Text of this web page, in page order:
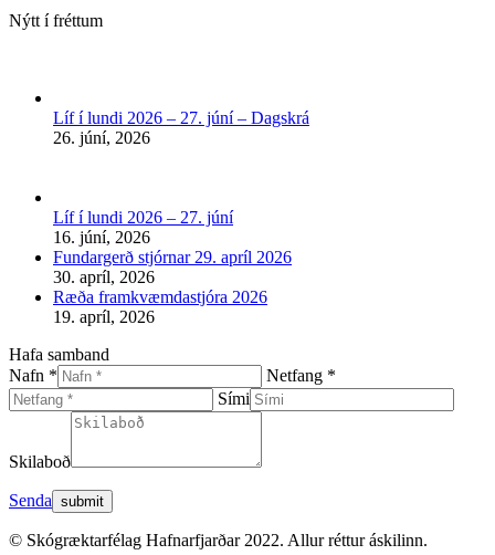
Facebook
new
window
Nýtt í fréttum
Líf í lundi 2026 – 27. júní – Dagskrá
26. júní, 2026
Líf í lundi 2026 – 27. júní
16. júní, 2026
Fundargerð stjórnar 29. apríl 2026
30. apríl, 2026
Ræða framkvæmdastjóra 2026
19. apríl, 2026
Hafa samband
Nafn *
Netfang *
Sími
Skilaboð
Senda
© Skógræktarfélag Hafnarfjarðar 2022. Allur réttur áskilinn.